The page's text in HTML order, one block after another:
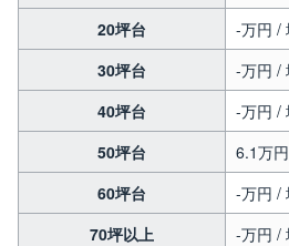
20坪台
-万円 /
30坪台
-万円 /
40坪台
-万円 /
50坪台
6.1万
60坪台
-万円 /
70坪以上
-万円 /